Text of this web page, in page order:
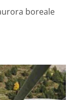
boreale